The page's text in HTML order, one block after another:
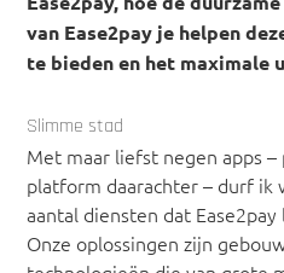
van Ease2pay je helpen
te bieden en het maximale
Slimme stad
Met maar liefst negen apps
platform daarachter – durf ik
aantal diensten dat
Onze oplossingen zijn